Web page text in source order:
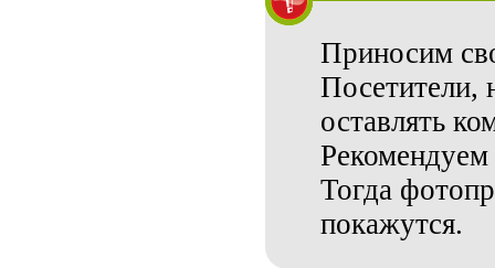
Приносим
Посетители,
оставлять
Рекомендуем
Тогда
покажутся.